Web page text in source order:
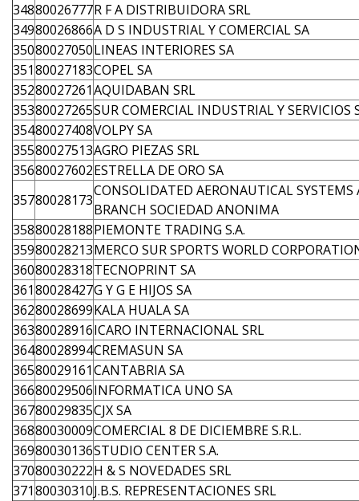
34880026777R F A DISTRIBUIDORA SRL
34980026866A D S INDUSTRIAL Y COMERCIAL SA
35080027050LINEAS INTERIORES SA
35180027183COPEL SA
35280027261AQUIDABAN SRL
35380027265SUR COMERCIAL INDUSTRIAL Y SERVICIOS
35480027408VOLPY SA
35580027513AGRO PIEZAS SRL
35680027602ESTRELLA DE ORO SA
35780028173
CONSOLIDATED AERONAUTICAL SYSTEMS
BRANCH SOCIEDAD ANONIMA
35880028188PIEMONTE TRADING S.A.
35980028213MERCO SUR SPORTS WORLD
36080028318TECNOPRINT SA
36180028427G Y G E HIJOS SA
36280028699KALA HUALA SA
36380028916ICARO INTERNACIONAL SRL
36480028994CREMASUN SA
36580029161CANTABRIA SA
36680029506INFORMATICA UNO SA
36780029835CJX SA
36880030009COMERCIAL 8 DE DICIEMBRE S.R.L.
36980030136STUDIO CENTER S.A.
37080030222H & S NOVEDADES SRL
37180030310J.B.S. REPRESENTACIONES SRL